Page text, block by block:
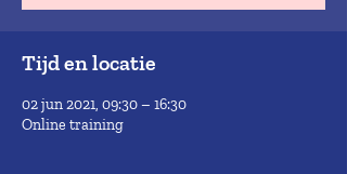
Tijd en locatie
02 jun 2021, 09:30 – 16:30
Online training